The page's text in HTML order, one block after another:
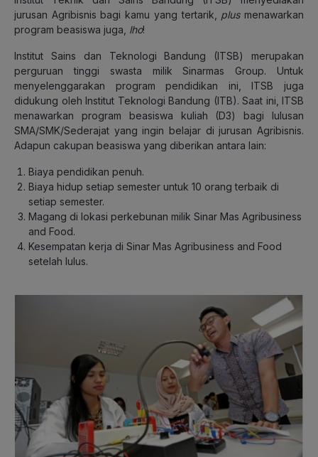
jurusan Agribisnis bagi kamu yang tertarik, plusmenawarkan
program beasiswa juga, lho!
Institut Sains dan Teknologi Bandung (ITSB) merupakan
perguruan tinggi swasta milik Sinarmas Group. Untuk
menyelenggarakan program pendidikan ini, ITSB juga
didukung oleh Institut Teknologi Bandung (ITB). Saat ini, ITSB
menawarkan program beasiswa kuliah (D3) bagi lulusan
SMA/SMK/Sederajat yang ingin belajar di jurusan Agribisnis.
Adapun cakupan beasiswa yang diberikan antara lain:
Biaya pendidikan penuh.
Biaya hidup setiap semester untuk 10 orang terbaik di
setiap semester.
Magang di lokasi perkebunan milik Sinar Mas Agribusiness
and Food.
Kesempatan kerja di Sinar Mas Agribusiness and Food
setelah lulus.